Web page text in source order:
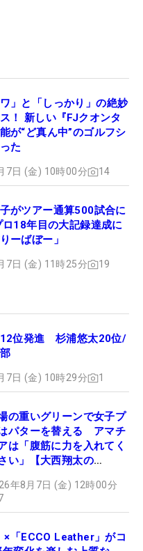
ワ」と「しっかり」の絶妙
！ 新しい『FJクオンタ
が“ど真ん中”のゴルフシ
た
7日 (金) 10時00分 14
がツアー通算500試合に
18年目の大記録達成に
ーばぼー」
7日 (金) 11時25分 19
位発進 杉浦悠太20位/
7日 (金) 10時29分 1
の重いグリーンで女子プ
パターを替える アマチ
は「腹筋に力を入れてく
い」【大西翔太の
年8月7日 (金) 12時00分
×「ECCO Leather」がコ